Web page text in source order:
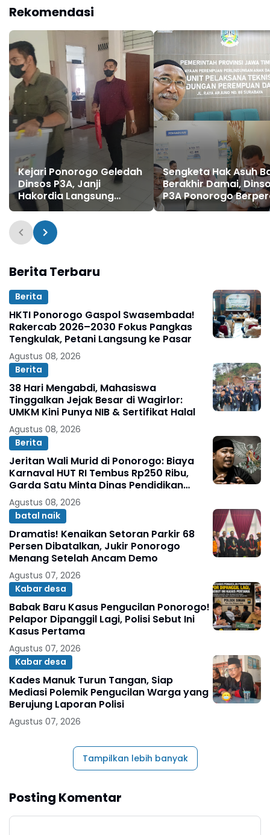
Rekomendasi
Kejari Ponorogo Geledah
Dinsos P3A, Janji
Hakordia Langsung
Dibuktikan
Sengketa Hak Asuh
Berakhir Damai,
P3A Ponorogo
Penting dalam
Berita Terbaru
Berita
HKTI Ponorogo Gaspol Swasembada!
Rakercab 2026–2030 Fokus Pangkas
Tengkulak, Petani Langsung ke Pasar
Agustus 08, 2026
Berita
38 Hari Mengabdi, Mahasiswa
Tinggalkan Jejak Besar di Wagirlor:
UMKM Kini Punya NIB & Sertifikat Halal
Agustus 08, 2026
Berita
Jeritan Wali Murid di Ponorogo: Biaya
Karnaval HUT RI Tembus Rp250 Ribu,
Garda Satu Minta Dinas Pendidikan
Turun Tangan
Agustus 08, 2026
batal naik
Dramatis! Kenaikan Setoran Parkir 68
Persen Dibatalkan, Jukir Ponorogo
Menang Setelah Ancam Demo
Agustus 07, 2026
Kabar desa
Babak Baru Kasus Pengucilan Ponorogo!
Pelapor Dipanggil Lagi, Polisi Sebut Ini
Kasus Pertama
Agustus 07, 2026
Kabar desa
Kades Manuk Turun Tangan, Siap
Mediasi Polemik Pengucilan Warga yang
Berujung Laporan Polisi
Agustus 07, 2026
Tampilkan lebih banyak
Posting Komentar